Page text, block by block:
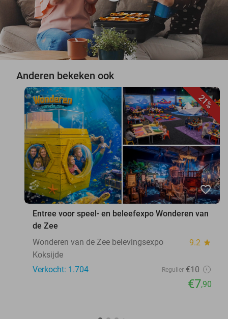
Anderen bekeken ook
21%
favorite_border
Entree voor speel- en beleefexpo Wonderen van
de Zee
Wonderen van de Zee belevingsexpo
9.2 star
Koksijde
Verkocht: 1.704
Regulier €10
€7,90